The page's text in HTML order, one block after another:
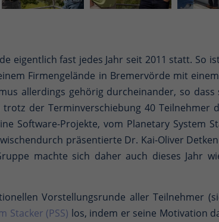
eigentlich fast jedes Jahr seit 2011 statt. So
Firmengelände in Bremervörde mit
allerdings gehörig durcheinander, so dass
der Terminverschiebung 40 Teilnehmer
Software-Projekte, vom Planetary System
präsentierte Dr. Kai-Oliver
machte sich daher auch dieses Jahr
Vorstellungsrunde aller Teilnehmer
Stacker (PSS) los, indem er seine Motivation